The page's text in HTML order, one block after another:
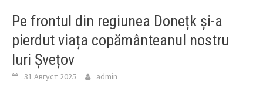
Pe frontul din regiunea Donețk și-a
pierdut viața copământeanul nostru
Iuri Șvețov
31 Август 2025 admin